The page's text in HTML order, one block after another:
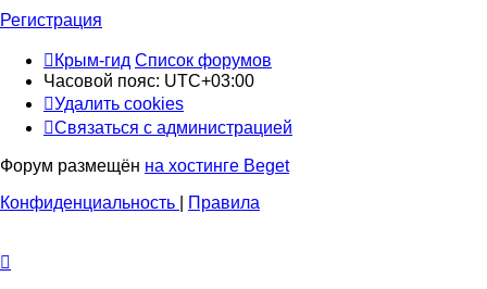
Регистрация
Крым-гид Список форумов
Часовой пояс: UTC+03:00
Удалить cookies
Связаться с администрацией
Форум размещён на хостинге Beget
Конфиденциальность
Правила